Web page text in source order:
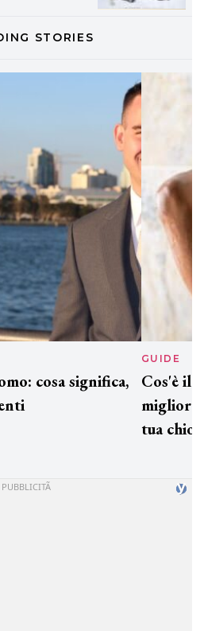
innovativa ed
STORIES
cosa significa,
GUIDE
tua